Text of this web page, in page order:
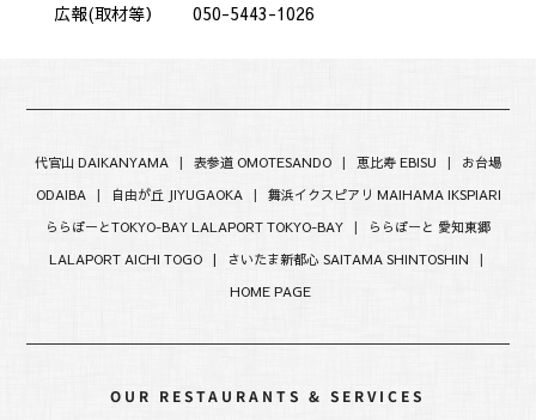
広報(取材等） 050-5443-1026
代官山 DAIKANYAMA | 表参道 OMOTESANDO | 恵比寿 EBISU | お台場
ODAIBA| 自由が丘 JIYUGAOKA | 舞浜イクスピアリ MAIHAMA IKSPIARI
ららぽーとTOKYO-BAY LALAPORT TOKYO-BAY |
ららぽーと 愛知東郷
LALAPORT AICHI TOGO |
さいたま新都心 SAITAMA SHINTOSHIN |
HOME PAGE
OUR RESTAURANTS & SERVICES